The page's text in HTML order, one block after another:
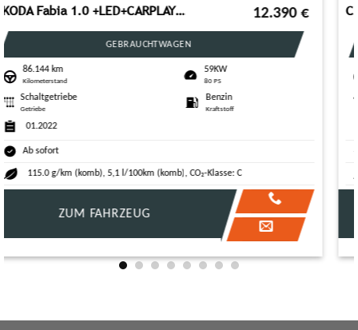
50.940
VORFÜHRFAHRZEUG
1.999 km
Kilometerstand
250KW
Automatik Elektro
Kraftstoff
Ab sofort
0 g/km (komb), 17,4 kWh/100km (komb), CO₂-Klasse: A
ZUM FAHRZEUG